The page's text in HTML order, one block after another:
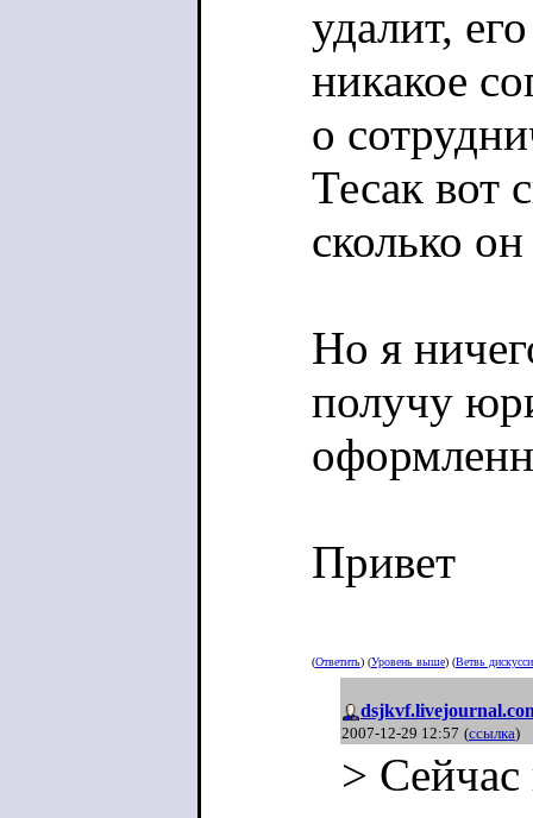
удалит,
никакое
о
Тесак вот
сколько
Но я
получу
Привет
(Ответить) (Уровень выше) (Ветвь
2007-12-29 12:57 (ссылка)
> Сейчас